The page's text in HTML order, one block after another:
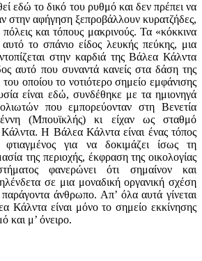
εδώ το δικό του ρυθμό και δεν πρέπει να
στην αφήγηση ξεπροβάλλουν κυρατζήδες,
και τόπους μακρινούς. Τα «κόκκινα
αυτό το σπάνιο είδος λευκής πεύκης, μια
στην καρδιά της Βάλεα Κάλντα
αυτό που συναντά κανείς στα δάση της
οποίου το νοτιότερο σημείο εμφάνισης
είναι εδώ, συνδέθηκε με τα ημιονηγά
που εμπορεύονταν στη Βενετία
(Μπουϊκλής) κι είχαν ως σταθμό
Η Βάλεα Κάλντα είναι ένας τόπος
φτιαγμένος για να δοκιμάζει ίσως τη
της περιοχής, έκφραση της οικολογίας
φανερώνει ότι σημαίνον και
σε μια μοναδική οργανική σχέση
άνθρωπο. Απ’ όλα αυτά γίνεται
Κάλντα είναι μόνο το σημείο εκκίνησης
και μ’ όνειρο.